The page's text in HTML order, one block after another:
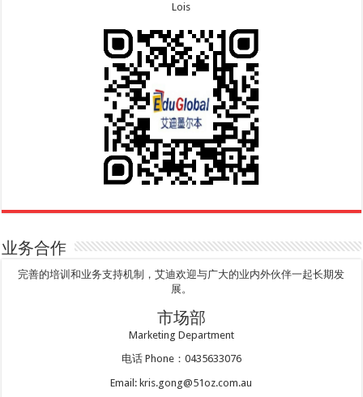
Lois
业务合作
完善的培训和业务支持机制，艾迪欢迎与广大的业内外伙伴一起长期发
展。
市场部
Marketing Department
电话 Phone：0435633076
Email: kris.gong@51oz.com.au